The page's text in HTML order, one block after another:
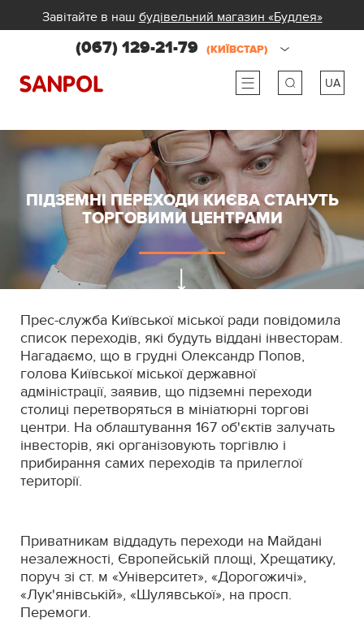
Завітайте в наш будівельний магазин «Будлея»
(067) 129-21-79 (КИЇВСТАР)
UA
ua
ПІДЗЕМНІ ПЕРЕХОДИ КИЄВА СТАНУТЬ
ТОРГОВИМИ ЦЕНТРАМИ
Прес-служба Київської міської ради повідомила
список переходів, які будуть віддані інвесторам.
Нагадаємо, що в грудні Олександр Попов,
голова Київської міської державної
адміністрації, заявив, що підземні переходи
столиці перетворяться в мініатюрні торгові
центри. На облаштування 167 об'єктів залучать
інвесторів, які організовують торгівлю і
прибирання самих переходів та прилеглої
території.
Приватникам віддадуть переходи на Майдані
незалежності, Європейській площі, Хрещатику,
поруч зі ст. м «Університет», «Дорогожичі»,
«Лук'янівській», «Шулявської», на просп.
Перемоги.